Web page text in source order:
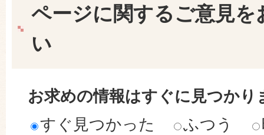
ページに関するご意見を
い
お求めの情報はすぐに見つかり
すぐ見つかった
ふつう